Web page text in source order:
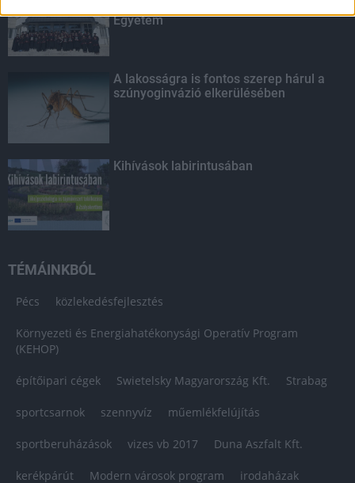
Egyetem
A lakosságra is fontos szerep hárul a
szúnyoginvázió elkerülésében
Kihívások labirintusában
TÉMÁINKBÓL
Pécs közlekedésfejlesztés
Környezeti és Energiahatékonysági Operatív Program
(KEHOP)
építőipari cégek Swietelsky Magyarország Kft. Strabag
sportcsarnok szennyvíz műemlékfelújítás
sportberuházások vizes vb 2017 Duna Aszfalt Kft.
kerékpárút Modern városok program irodaházak